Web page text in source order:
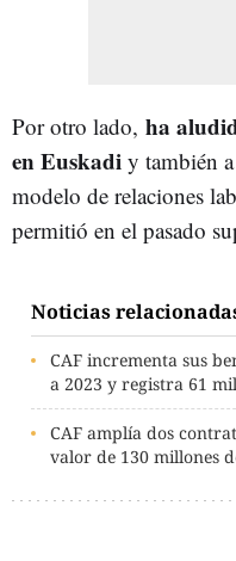
Por otro lado, ha
en Euskadi y también
modelo de relaciones
permitió en el pasado
Noticias
CAF incrementa sus
a 2023 y registra 61
CAF amplía dos
valor de 130 millones